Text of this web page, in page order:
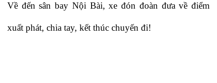
Về đến sân bay Nội Bài, xe đón đoàn đưa về điểm
xuất phát, chia tay, kết thúc chuyến đi!